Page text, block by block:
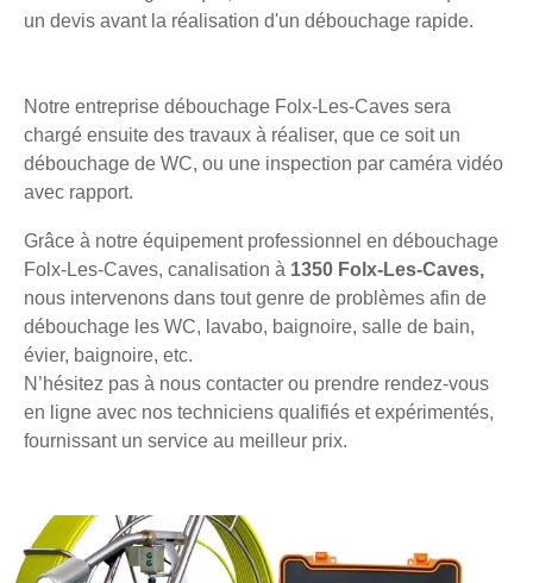
un devis avant la réalisation d'un débouchage rapide.
Notre entreprise débouchage Folx-Les-Caves sera
chargé ensuite des travaux à réaliser, que ce soit un
débouchage de WC, ou une inspection par caméra vidéo
avec rapport.
Grâce à notre équipement professionnel en débouchage
Folx-Les-Caves, canalisation à 1350 Folx-Les-Caves,
nous intervenons dans tout genre de problèmes afin de
débouchage les WC, lavabo, baignoire, salle de bain,
évier, baignoire, etc.
N’hésitez pas à nous contacter ou prendre rendez-vous
en ligne avec nos techniciens qualifiés et expérimentés,
fournissant un service au meilleur prix.